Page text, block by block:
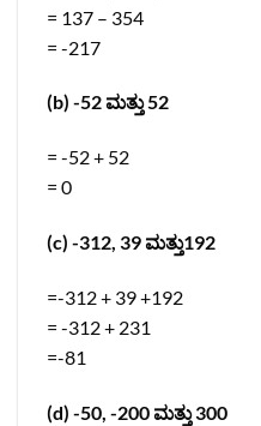
= 137 – 354
= -217
(b) -52 ಮತ್ತು 52
= -52 + 52
= 0
(c) -312, 39 ಮತ್ತು192
=-312 + 39 +192
= -312 + 231
=-81
(d) -50, -200 ಮತ್ತು 300